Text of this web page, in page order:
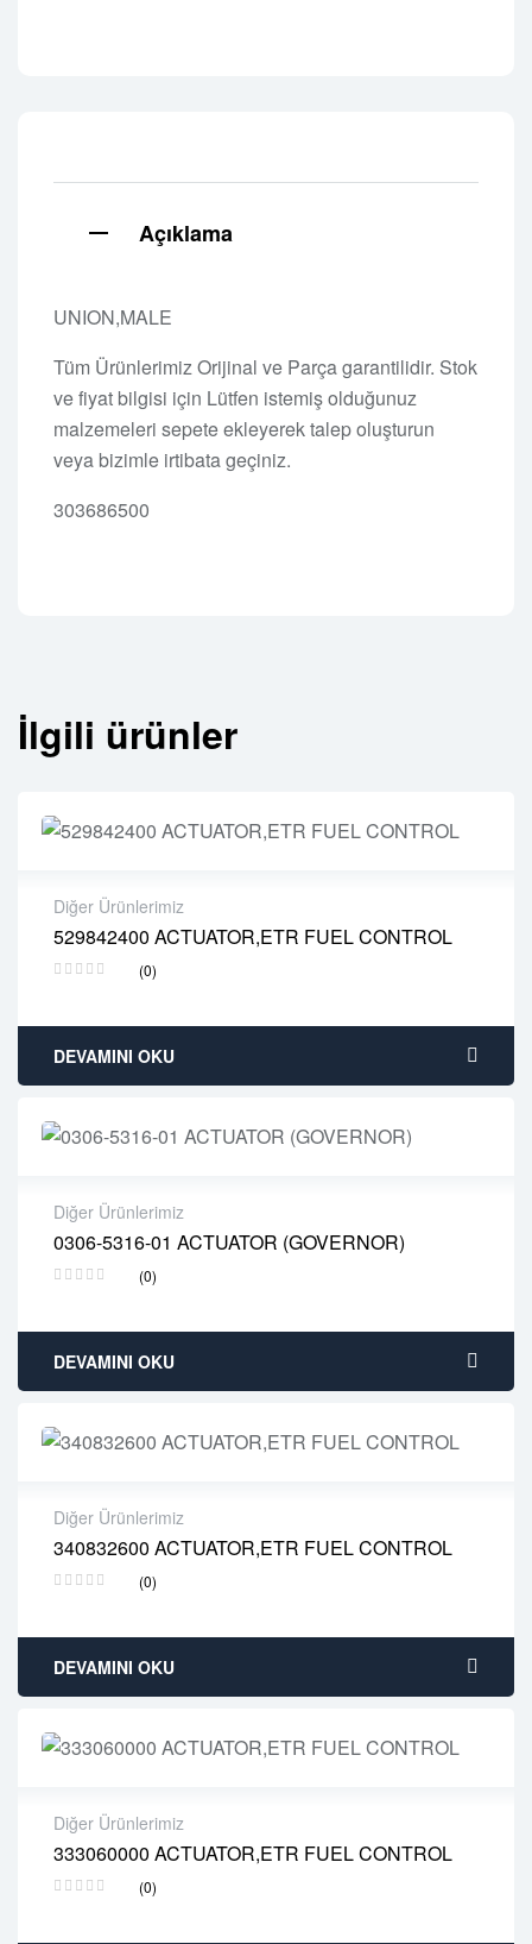
Açıklama
UNION,MALE
Tüm Ürünlerimiz Orijinal ve Parça garantilidir. Stok
ve fiyat bilgisi için Lütfen istemiş olduğunuz
malzemeleri sepete ekleyerek talep oluşturun
veya bizimle irtibata geçiniz.
303686500
İlgili ürünler
Diğer Ürünlerimiz
529842400 ACTUATOR,ETR FUEL CONTROL
(0)
2 years warranty
Delivery time: 1-2 business days
DEVAMINI OKU
Diğer Ürünlerimiz
0306-5316-01 ACTUATOR (GOVERNOR)
(0)
2 years warranty
Delivery time: 1-2 business days
DEVAMINI OKU
Diğer Ürünlerimiz
340832600 ACTUATOR,ETR FUEL CONTROL
(0)
2 years warranty
Delivery time: 1-2 business days
DEVAMINI OKU
Diğer Ürünlerimiz
333060000 ACTUATOR,ETR FUEL CONTROL
(0)
2 years warranty
Delivery time: 1-2 business days